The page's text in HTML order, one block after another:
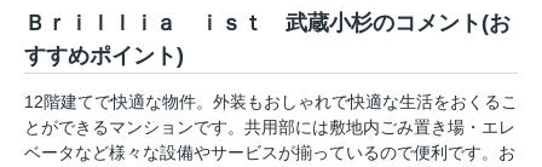
Ｂｒｉｌｌｉａ ｉｓｔ 武蔵小杉のコメント(お
すすめポイント)
12階建てで快適な物件。外装もおしゃれで快適な生活をおくるこ
とができるマンションです。共用部には敷地内ごみ置き場・エレ
ベータなど様々な設備やサービスが揃っているので便利です。お